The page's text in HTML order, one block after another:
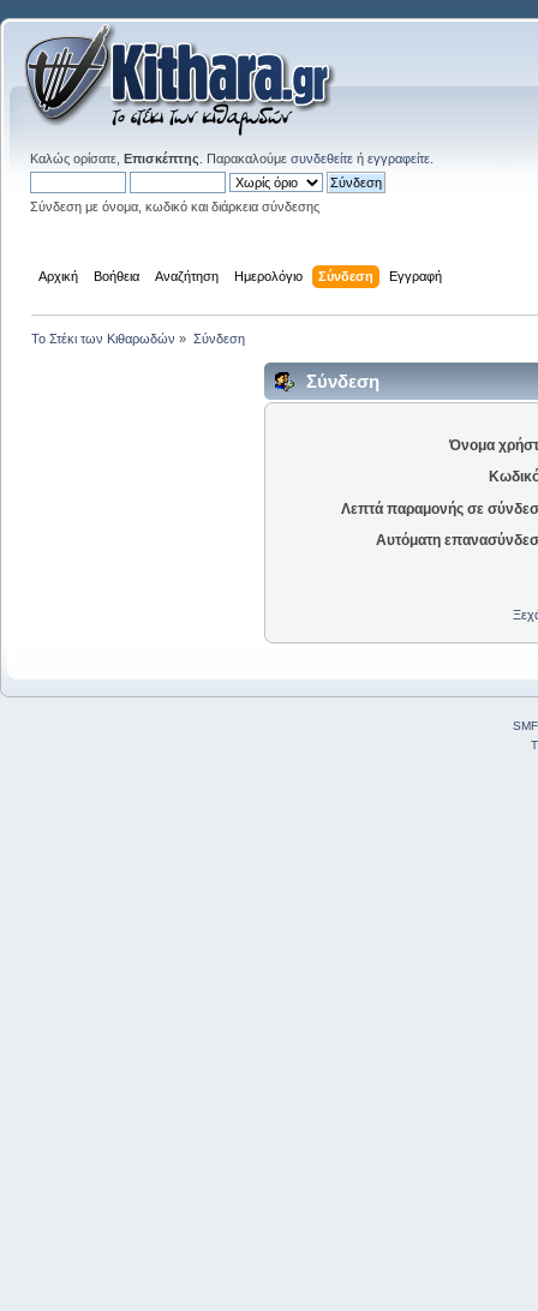
Καλώς ορίσατε, Επισκέπτης . Παρακαλούμε συνδεθείτε ή εγγραφείτε
Σύνδεση με όνομα, κωδικό και διάρκεια σύνδεσης
Αρχική Βοήθεια Αναζήτηση Ημερολόγιο Σύνδεση Εγγραφή
Το Στέκι των Κιθαρωδών » Σύνδεση
Σύνδεση
Όνομα
Λεπτά παραμονής σε
Αυτόματη